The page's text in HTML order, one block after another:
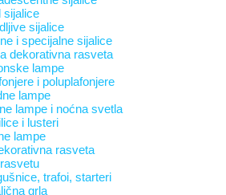
sijalice
sijalice
i specijalne sijalice
dekorativna rasveta
lampe
i poluplafonjere
lampe
lampe i noćna svetla
i lusteri
lampe
rasveta
trafoi, starteri
grla